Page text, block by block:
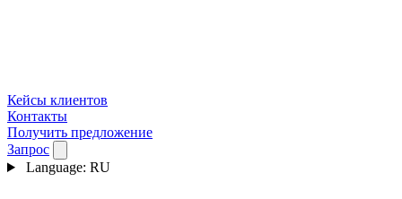
Кейсы клиентов
Контакты
Получить предложение
Запрос
Language: RU